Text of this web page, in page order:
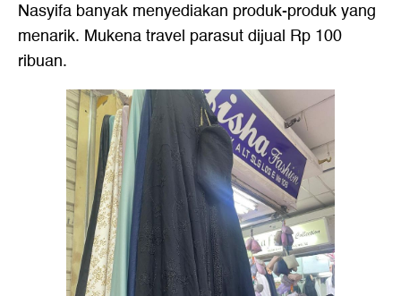
Nasyifa banyak menyediakan produk-produk yang
menarik. Mukena travel parasut dijual Rp 100
ribuan.